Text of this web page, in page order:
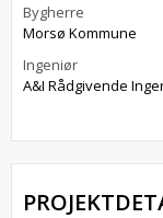
Bygherre
Morsø Kommune
Ingeniør
A&I Rådgivende